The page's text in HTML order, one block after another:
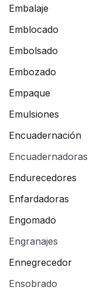
Embalaje
Emblocado
Embolsado
Embozado
Empaque
Emulsiones
Encuadernación
Encuadernadoras
Endurecedores
Enfardadoras
Engomado
Engranajes
Ennegrecedor
Ensobrado